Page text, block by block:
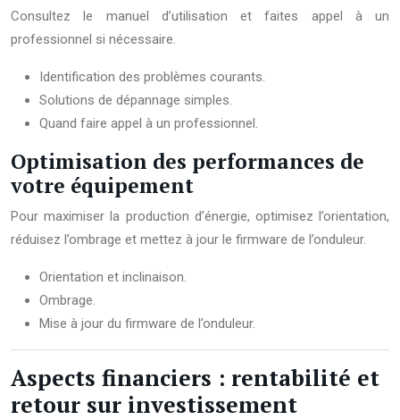
Consultez le manuel d’utilisation et faites appel à un
professionnel si nécessaire.
Identification des problèmes courants.
Solutions de dépannage simples.
Quand faire appel à un professionnel.
Optimisation des performances de
votre équipement
Pour maximiser la production d’énergie, optimisez l’orientation,
réduisez l’ombrage et mettez à jour le firmware de l’onduleur.
Orientation et inclinaison.
Ombrage.
Mise à jour du firmware de l’onduleur.
Aspects financiers : rentabilité et
retour sur investissement